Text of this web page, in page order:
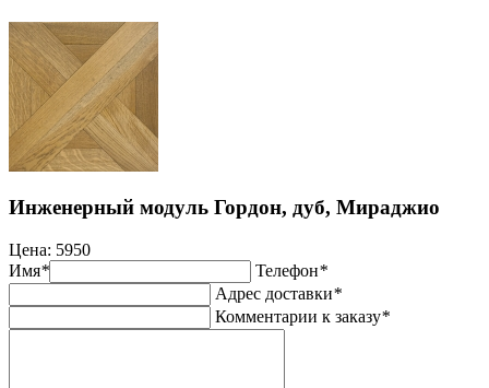
Инженерный модуль Гордон, дуб, Мираджио
Цена: 5950
Имя* Телефон*
Адрес доставки*
Комментарии к заказу*